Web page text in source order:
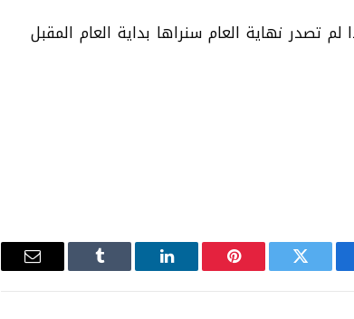
تصدر نهاية العام سنراها بداية العام المقبل
تويتر بينتيريستلينكدإن Tumblr البريد